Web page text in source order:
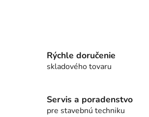
y
v
i
s
Rýchle doručenie
skladového tovaru
Servis a poradenstvo
pre stavebnú techniku